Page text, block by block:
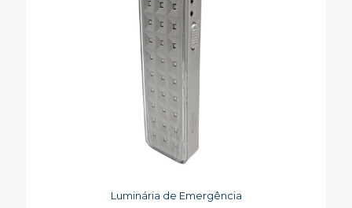
Luminária de Emergência